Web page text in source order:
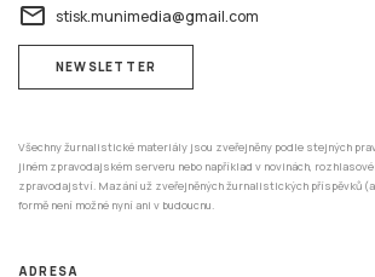
email stisk.munimedia@gmail.com
NEWSLETTER
Všechny žurnalistické materiály jsou zveřejněny podle stejných
jiném zpravodajském serveru nebo například v novinách,
zpravodajství. Mazání už zveřejněných žurnalistických příspěvků
formě není možné nyní ani v budoucnu.
ADRESA